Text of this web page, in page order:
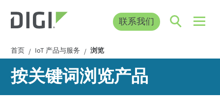
联系我们
首页 / IoT 产品与服务 / 浏览
按关键词浏览产品